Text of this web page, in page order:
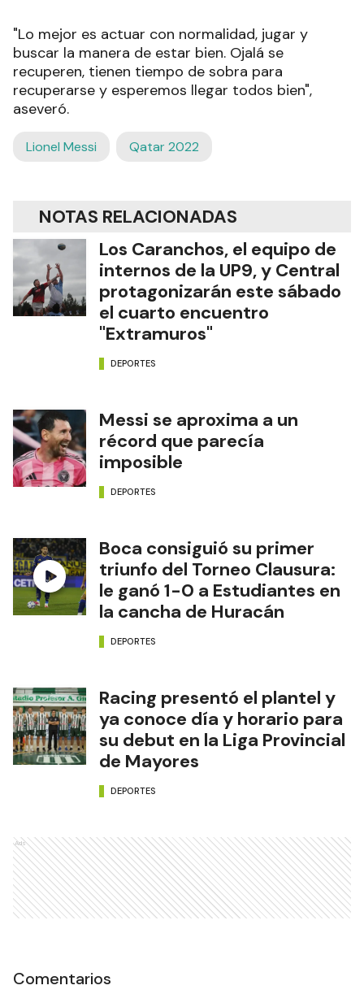
"Lo mejor es actuar con normalidad, jugar y
buscar la manera de estar bien. Ojalá se
recuperen, tienen tiempo de sobra para
recuperarse y esperemos llegar todos bien",
aseveró.
Lionel Messi Qatar 2022
NOTAS RELACIONADAS
Los Caranchos, el equipo de
internos de la UP9, y Central
protagonizarán este sábado
el cuarto encuentro
"Extramuros"
DEPORTES
Messi se aproxima a un
récord que parecía
imposible
DEPORTES
Boca consiguió su primer
triunfo del Torneo Clausura:
le ganó 1-0 a Estudiantes en
la cancha de Huracán
DEPORTES
Racing presentó el plantel y
ya conoce día y horario para
su debut en la Liga Provincial
de Mayores
DEPORTES
Ads
Comentarios